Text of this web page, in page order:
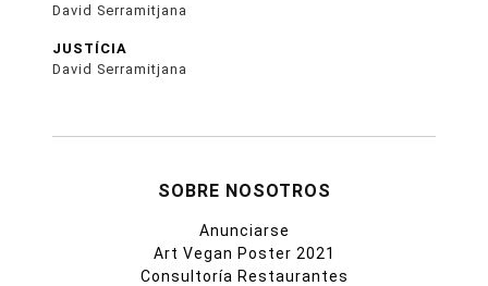
David Serramitjana
JUSTÍCIA
David Serramitjana
SOBRE NOSOTROS
Anunciarse
Art Vegan Poster 2021
Consultoría Restaurantes